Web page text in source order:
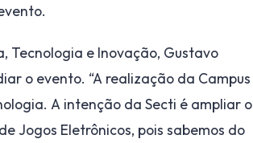
Tecnologia e Inovação, Gustavo
o evento. “A realização da Campus
A intenção da Secti é ampliar o
Jogos Eletrônicos, pois sabemos do